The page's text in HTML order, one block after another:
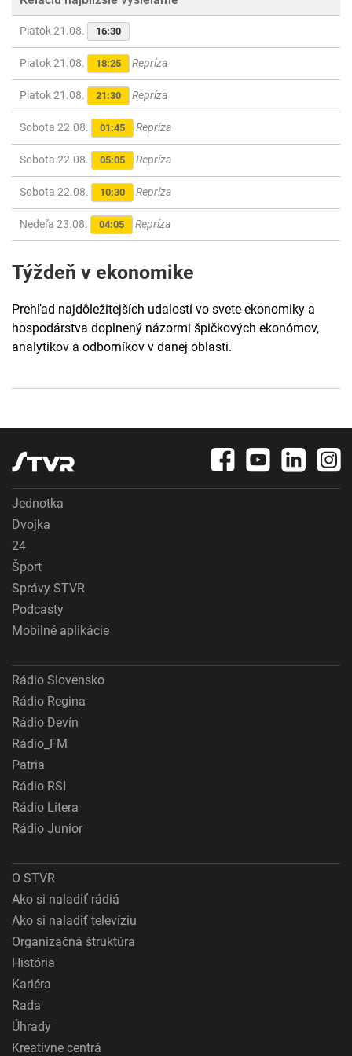
Piatok 21.08. 16:30
Piatok 21.08. 18:25 Repríza
Piatok 21.08. 21:30 Repríza
Sobota 22.08. 01:45 Repríza
Sobota 22.08. 05:05 Repríza
Sobota 22.08. 10:30 Repríza
Nedeľa 23.08. 04:05 Repríza
Týždeň v ekonomike
Prehľad najdôležitejších udalostí vo svete ekonomiky a
hospodárstva doplnený názormi špičkových ekonómov,
analytikov a odborníkov v danej oblasti.
Jednotka
Dvojka
24
Šport
Správy STVR
Podcasty
Mobilné aplikácie
Rádio Slovensko
Rádio Regina
Rádio Devín
Rádio_FM
Patria
Rádio RSI
Rádio Litera
Rádio Junior
O STVR
Ako si naladiť rádiá
Ako si naladiť televíziu
Organizačná štruktúra
História
Kariéra
Rada
Úhrady
Kreatívne centrá